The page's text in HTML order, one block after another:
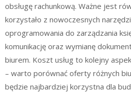
obsługę rachunkową. Ważne jest
korzystało z nowoczesnych
oprogramowania do zarządzania
komunikację oraz wymianę
biurem. Koszt usług to kolejny
– warto porównać oferty różnych
będzie najbardziej korzystna dla